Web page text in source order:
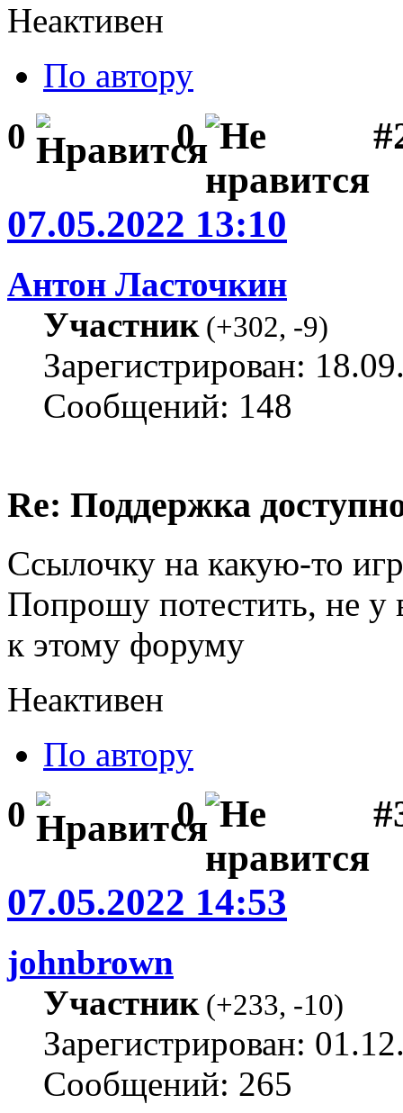
Неактивен
По автору
0 0
07.05.2022 13:10
Антон Ласточкин
Участник(+302, -9)
Зарегистрирован:
Сообщений: 148
Re: Поддержка
Ссылочку на какую-то
Попрошу потестить, не у
к этому форуму
Неактивен
По автору
0 0
07.05.2022 14:53
johnbrown
Участник(+233, -10)
Зарегистрирован:
Сообщений: 265